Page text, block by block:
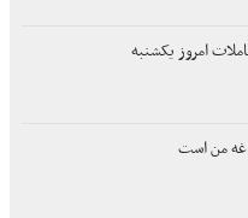
امروز یکشنبه
من است